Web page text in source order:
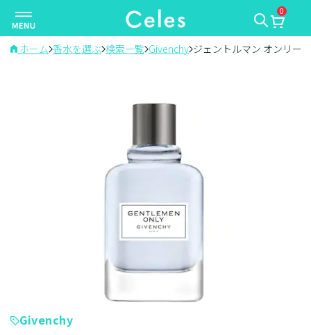
ナ
ビ
ゲ
0
ホーム 香水を選ぶ 検索一覧 Givenchy ジェントルマン オンリー
Givenchy